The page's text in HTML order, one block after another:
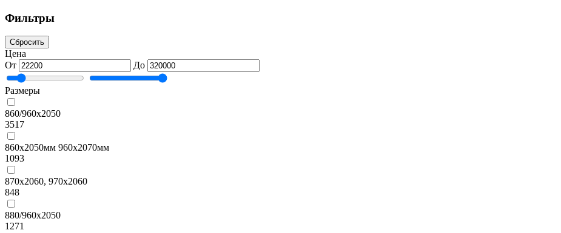
Фильтры
Сбросить
Цена
От
До
Размеры
860/960х2050
3517
860х2050мм 960х2070мм
1093
870х2060, 970х2060
848
880/960х2050
1271